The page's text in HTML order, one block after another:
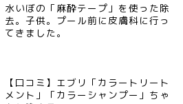
水いぼの「麻酔テープ」を使った除
去。子供。プール前に皮膚科に行っ
てきました。
【口コミ】エブリ「カラートリート
メント」「カラーシャンプー」ちゃ